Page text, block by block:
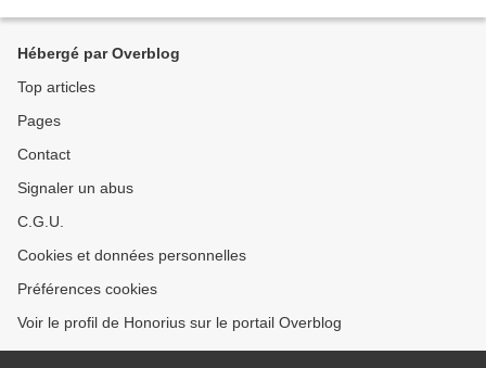
Hébergé par Overblog
Top articles
Pages
Contact
Signaler un abus
C.G.U.
Cookies et données personnelles
Préférences cookies
Voir le profil de Honorius sur le portail Overblog